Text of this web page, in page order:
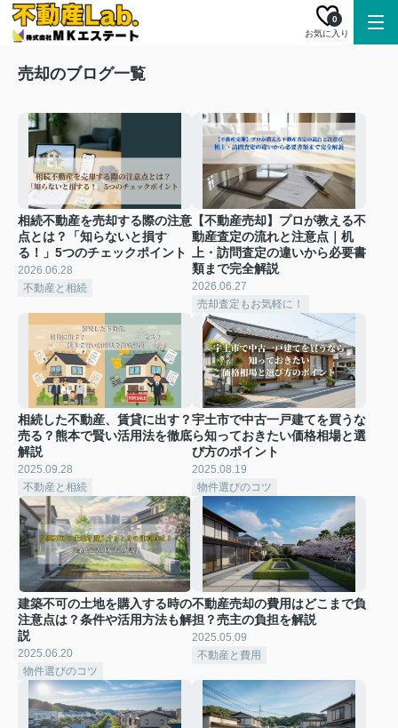
お気に入り
0
売却のブログ一覧
相続不動産を売却する際の注意
点とは？「知らないと損す
る！」5つのチェックポイント
2026.06.28
不動産と相続
【不動産売却】プロが教える不
動産査定の流れと注意点｜机
上・訪問査定の違いから必要書
類まで完全解説
2026.06.27
売却査定もお気軽に！
相続した不動産、賃貸に出す？
売る？熊本で賢い活用法を徹底
解説
2025.09.28
不動産と相続
宇土市で中古一戸建てを買うな
ら知っておきたい価格相場と選
び方のポイント
2025.08.19
物件選びのコツ
建築不可の土地を購入する時の
注意点は？条件や活用方法も解
説
2025.06.20
物件選びのコツ
不動産売却の費用はどこまで負
担？売主の負担を解説
2025.05.09
不動産と費用